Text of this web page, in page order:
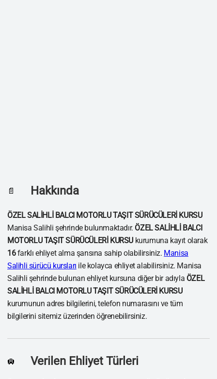
📄 Hakkında
ÖZEL SALİHLİ BALCI MOTORLU TAŞIT SÜRÜCÜLERİ KURSU
Manisa Salihli şehrinde bulunmaktadır. ÖZEL SALİHLİ BALCI
MOTORLU TAŞIT SÜRÜCÜLERİ KURSU kurumuna kayıt olarak
16farklı ehliyet alma şansına sahip olabilirsiniz. Manisa
Salihli sürücü kursları ile kolayca ehliyet alabilirsiniz. Manisa
Salihli şehrinde bulunan ehliyet kursuna diğer bir adıyla ÖZEL
SALİHLİ BALCI MOTORLU TAŞIT SÜRÜCÜLERİ KURSU
kurumunun adres bilgilerini, telefon numarasını ve tüm
bilgilerini sitemiz üzerinden öğrenebilirsiniz.
🛄 Verilen Ehliyet Türleri